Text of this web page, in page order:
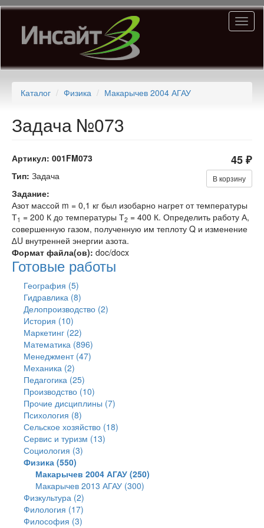
Перейти
основному
содержанию
Каталог Физика Макарычев 2004 АГАУ
Задача №073
Артикул: 001FM073 45 ₽
В корзину
Тип: Задача
Задание:
Азот массой m = 0,1 кг был изобарно нагрет от температуры
Т1 = 200 К до температуры Т2 = 400 К. Определить работу А,
совершенную газом, полученную им теплоту Q и изменение
∆U внутренней энергии азота.
Формат файла(ов): doc/docx
Готовые работы
География (5)
Гидравлика (8)
Делопроизводство (2)
История (10)
Маркетинг (22)
Математика (896)
Менеджмент (47)
Механика (2)
Педагогика (25)
Производство (10)
Прочие дисциплины (7)
Психология (8)
Сельское хозяйство (18)
Сервис и туризм (13)
Социология (3)
Физика (550)
Макарычев 2004 АГАУ (250)
Макарычев 2013 АГАУ (300)
Физкультура (2)
Филология (17)
Философия (3)